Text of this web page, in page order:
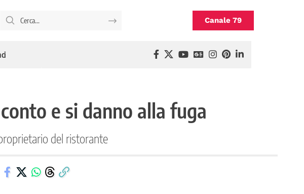
Canale 79
e si danno alla fuga
del ristorante